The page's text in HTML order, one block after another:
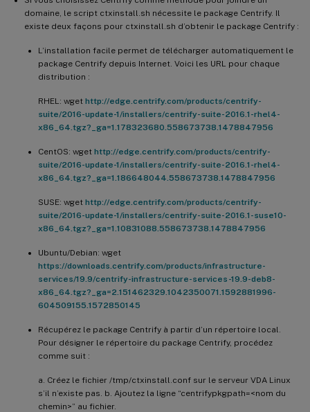
domaine, le script ctxinstall.sh nécessite le package Centrify. Il
existe deux façons pour ctxinstall.sh d’obtenir le package Centrify :
L’installation facile permet de télécharger automatiquement le
package Centrify depuis Internet. Voici les URL pour chaque
distribution :
RHEL: wget http://edge.centrify.com/products/centrify-
suite/2016-update-1/installers/centrify-suite-2016.1-rhel4-
x86_64.tgz?_ga=1.178323680.558673738.1478847956
CentOS: wget http://edge.centrify.com/products/centrify-
suite/2016-update-1/installers/centrify-suite-2016.1-rhel4-
x86_64.tgz?_ga=1.186648044.558673738.1478847956
SUSE: wget http://edge.centrify.com/products/centrify-
suite/2016-update-1/installers/centrify-suite-2016.1-suse10-
x86_64.tgz?_ga=1.10831088.558673738.1478847956
Ubuntu/Debian: wget
https://downloads.centrify.com/products/infrastructure-
services/19.9/centrify-infrastructure-services-19.9-deb8-
x86_64.tgz?_ga=2.151462329.1042350071.1592881996-
604509155.1572850145
Récupérez le package Centrify à partir d’un répertoire local.
Pour désigner le répertoire du package Centrify, procédez
comme suit :
a. Créez le fichier /tmp/ctxinstall.conf sur le serveur VDA Linux
s’il n’existe pas. b. Ajoutez la ligne “centrifypkgpath=<nom du
chemin>” au fichier.